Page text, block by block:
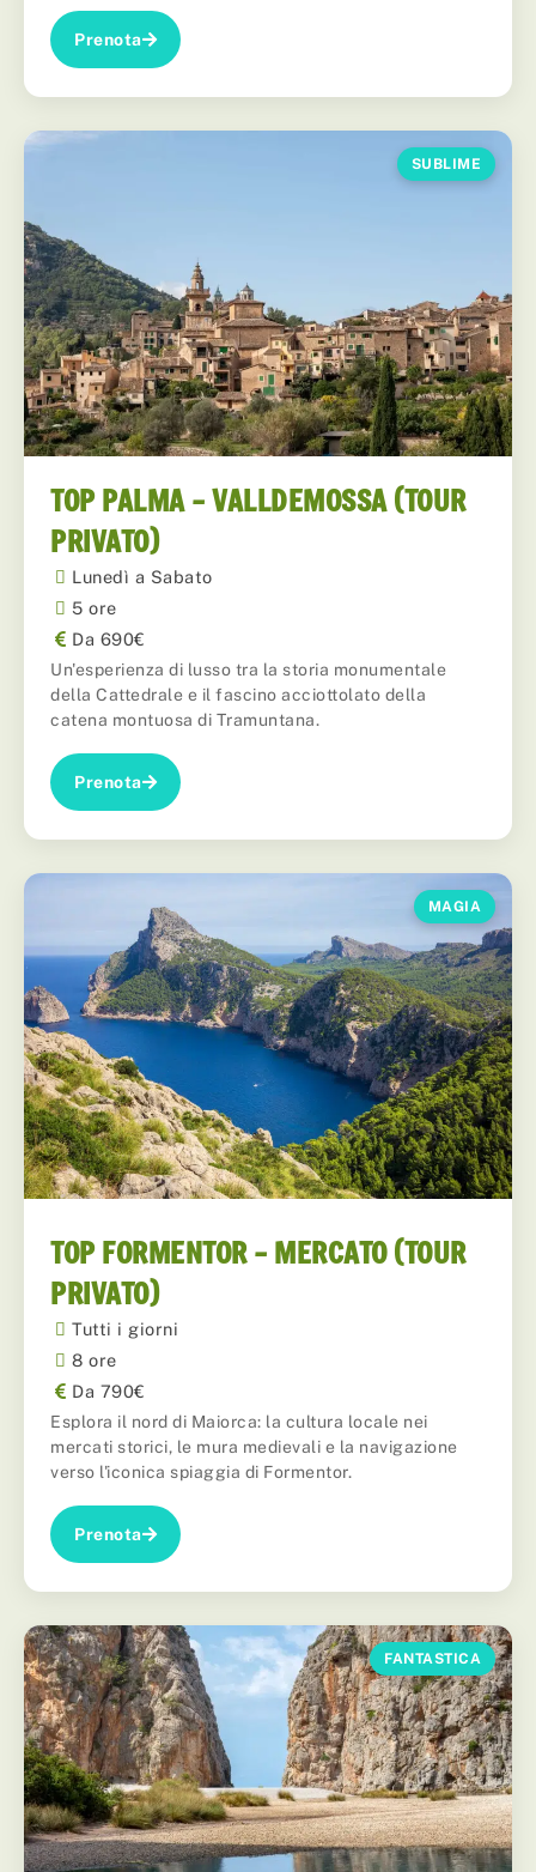
Prenota
SUBLIME
TOP PALMA – VALLDEMOSSA (TOUR
PRIVATO)
Lunedì a Sabato
5 ore
Da 690€
Un'esperienza di lusso tra la storia monumentale
della Cattedrale e il fascino acciottolato della
catena montuosa di Tramuntana.
Prenota
MAGIA
TOP FORMENTOR – MERCATO (TOUR
PRIVATO)
Tutti i giorni
8 ore
Da 790€
Esplora il nord di Maiorca: la cultura locale nei
mercati storici, le mura medievali e la navigazione
verso l'iconica spiaggia di Formentor.
Prenota
FANTASTICA